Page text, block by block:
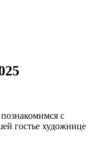
с
гостье художнице